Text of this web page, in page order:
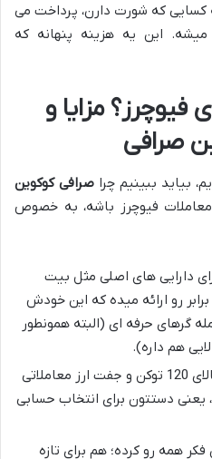
کسایی که شورت دارن، پرداخت می
این یه هزینه پنهانه که
فیوچرز؟ مزایا و
صرافی
بیاید ببینیم چراصرافی کوکوین
فیوچرز باشه، به خصوص
دارایی های اصلی مثل بیت
کوین و اتریوم، اهرم تا 100 برابر رو ارائه میده که این خودش
گرهای حرفه ای (البته همونطور
هم داره).
این صرافی بالای 120 توکن و جفت ارز معاملاتی
دستتون برای انتخاب حسابی
فکر همه رو کرده؛ هم برای تازه